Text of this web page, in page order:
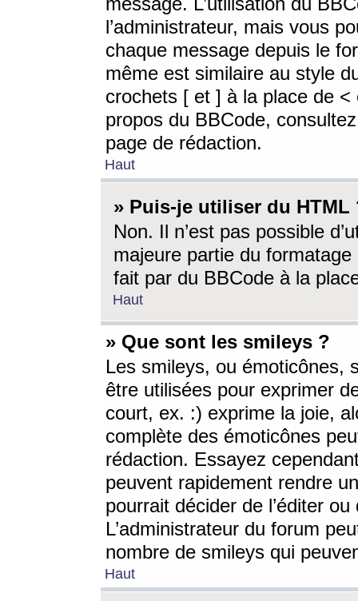
l’administrateur, mais vous
chaque message depuis le
même est similaire au style
crochets [ et ] à la place de <
propos du BBCode,
page de rédaction.
Haut
» Puis-je utiliser du HTML
Non. Il n’est pas possible
majeure partie du
fait par du BBCode à la
Haut
» Que sont les smileys ?
Les smileys, ou émoticônes,
être utilisées pour exprimer
court, ex. :) exprime la joie,
complète des émoticônes
rédaction. Essayez
peuvent rapidement rendre
pourrait décider de l’éditer
L’administrateur du forum
nombre de smileys qui
Haut